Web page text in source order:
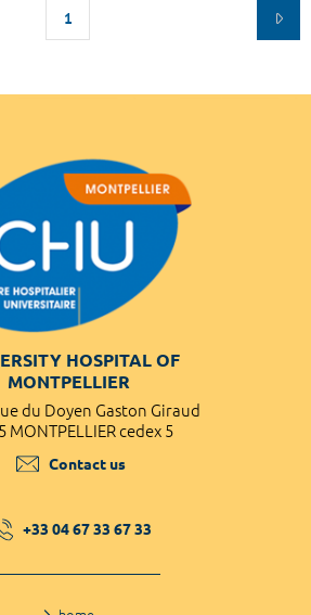
1
HOSPITAL OF
MONTPELLIER
du Doyen Gaston Giraud
MONTPELLIER cedex 5
Contact us
+33 04 67 33 67 33